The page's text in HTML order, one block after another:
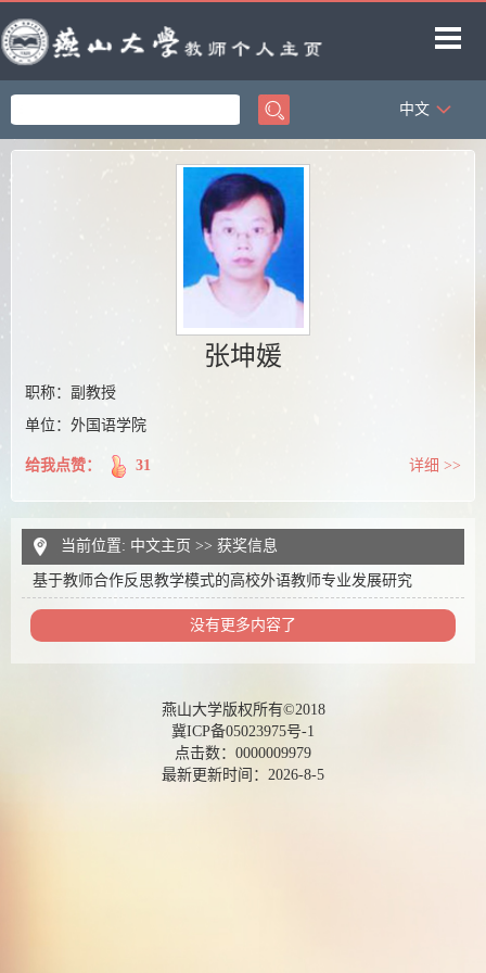
首页
科学研究
中文
张坤媛
职称：副教授
单位：外国语学院
给我点赞： 31 详细 >>
当前位置: 中文主页 >> 获奖信息
基于教师合作反思教学模式的高校外语教师专业发展研究
没有更多内容了
燕山大学版权所有©2018
冀ICP备05023975号-1
点击数： 0000009979
最新更新时间： 2026-8-5